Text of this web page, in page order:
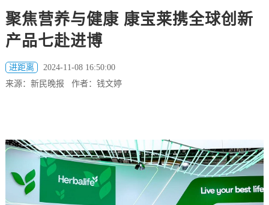
聚焦营养与健康 康宝莱携全球创新
产品七赴进博
进距离
2024-11-08 16:50:00
来源：新民晚报 作者：钱文婷